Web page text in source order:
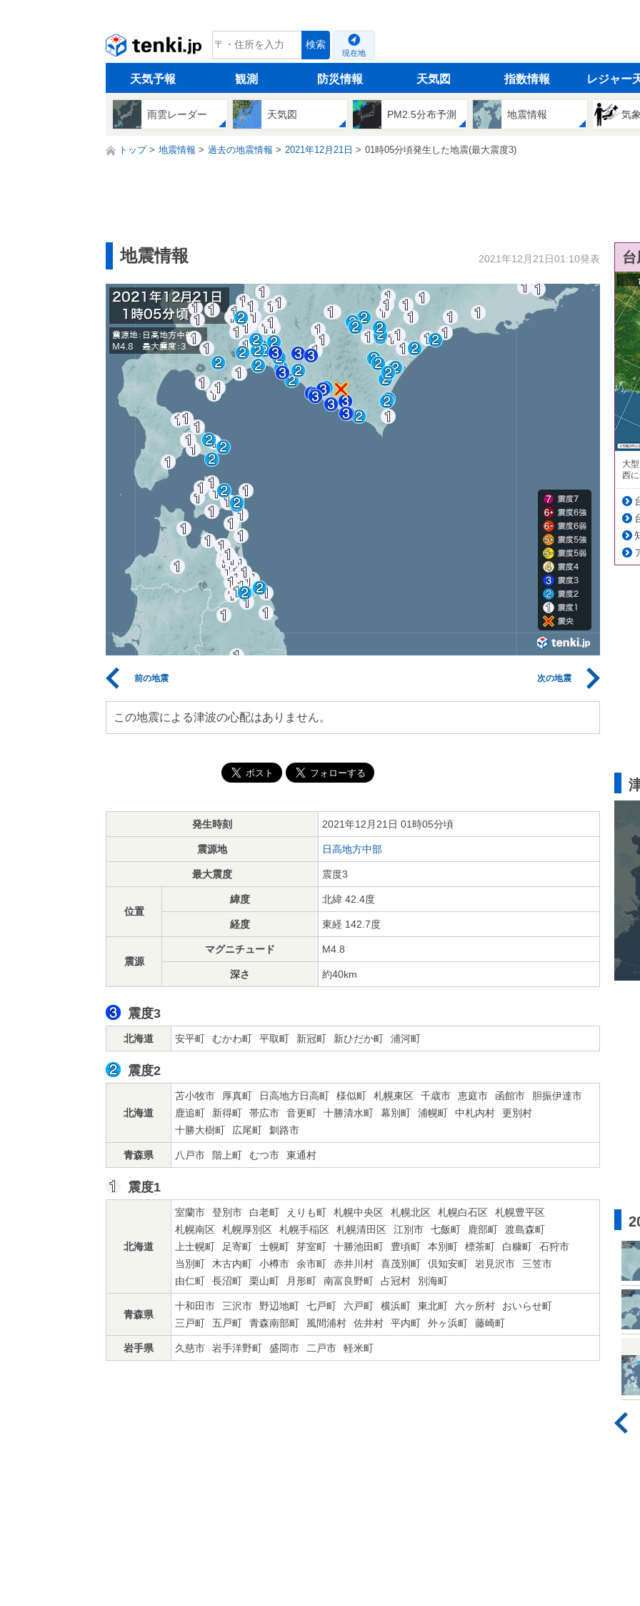
tenki.jp 検索
現在地
天気予報 観測 防災情報 天気図 指数情報 レジャー
雨雲レーダー 天気図 PM2.5分布予測 地震情報 気
トップ 地震情報 過去の地震情報 2021年12月21日 01時05分頃発生した地震(最大震度3)
地震情報 2021年12月21日01:10発表
前の地震 次の地震
この地震による津波の心配はありません。
発生時刻 2021年12月21日 01時05分頃
震源地 日高地方中部
最大震度 震度3
位置
緯度 北緯 42.4度
経度 東経 142.7度
震源
マグニチュード M4.8
深さ 約40km
震度3
北海道 安平町 むかわ町 平取町 新冠町 新ひだか町 浦河町
震度2
北海道
苫小牧市 厚真町 日高地方日高町 様似町 札幌東区 千歳市 恵庭市 函館市
胆振伊達市
鹿追町
新得町 帯広市 音更町 十勝清水町 幕別町 浦幌町 中札内村
更別村
十勝大樹町
広尾町 釧路市
青森県 八戸市 階上町 むつ市 東通村
震度1
北海道
室蘭市 登別市 白老町 えりも町 札幌中央区 札幌北区 札幌白石区
札幌豊平区
札幌南区
札幌厚別区 札幌手稲区 札幌清田区 江別市 七飯町 鹿部町
渡島森町
上士幌町
足寄町 士幌町 芽室町 十勝池田町 豊頃町 本別町 標茶町 白糠町
石狩市
当別町
木古内町 小樽市 余市町 赤井川村 喜茂別町 倶知安町 岩見沢市
三笠市
由仁町
長沼町 栗山町 月形町 南富良野町 占冠村 別海町
青森県
十和田市 三沢市 野辺地町 七戸町 六戸町 横浜町 東北町 六ヶ所村
おいらせ町
三戸町
五戸町 青森南部町 風間浦村 佐井村 平内町 外ヶ浜町 藤崎町
岩手県 久慈市 岩手洋野町 盛岡市 二戸市 軽米町
大
西